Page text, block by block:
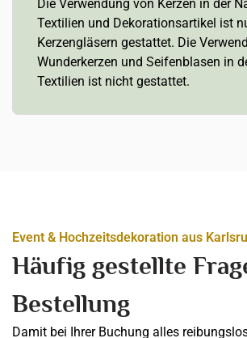
Die Verwendung von Kerzen in der
Textilien und Dekorationsartikel ist
Kerzengläsern gestattet. Die
Wunderkerzen und Seifenblasen in
Textilien ist nicht gestattet.
Event & Hochzeitsdekoration aus
Häufig gestellte
Bestellung
Damit bei Ihrer Buchung alles